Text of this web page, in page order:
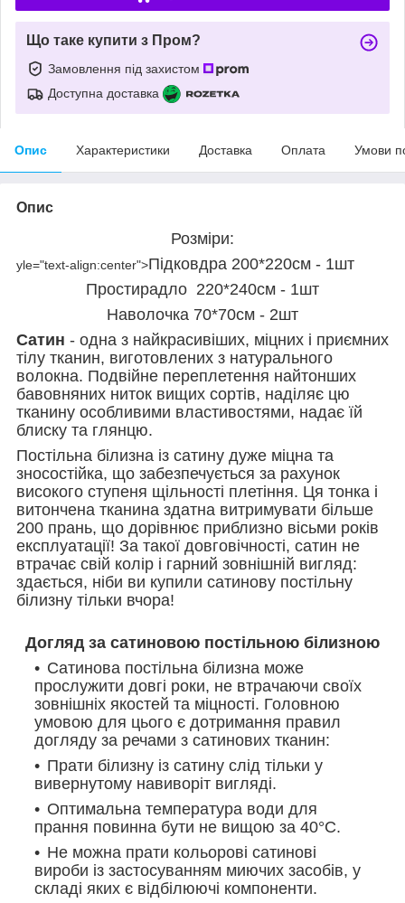
Що таке купити з Пром?
Замовлення під захистом
Доступна доставка
Опис Характеристики Доставка Оплата Умови
Опис
Розміри:
yle="text-align:center">Підковдра 200*220см - 1шт
Простирадло 220*240см - 1шт
Наволочка 70*70см - 2шт
Сатин - одна з найкрасивіших, міцних і приємних
тілу тканин, виготовлених з натурального
волокна. Подвійне переплетення найтонших
бавовняних ниток вищих сортів, наділяє цю
тканину особливими властивостями, надає їй
блиску та глянцю.
Постільна білизна із сатину дуже міцна та
зносостійка, що забезпечується за рахунок
високого ступеня щільності плетіння. Ця тонка і
витончена тканина здатна витримувати більше
200 прань, що дорівнює приблизно вісьми років
експлуатації! За такої довговічності, сатин не
втрачає свій колір і гарний зовнішній вигляд:
здається, ніби ви купили сатинову постільну
білизну тільки вчора!
Догляд за сатиновою постільною білизною
Сатинова постільна білизна може
прослужити довгі роки, не втрачаючи своїх
зовнішніх якостей та міцності. Головною
умовою для цього є дотримання правил
догляду за речами з сатинових тканин:
Прати білизну із сатину слід тільки у
вивернутому навиворіт вигляді.
Оптимальна температура води для
прання повинна бути не вищою за 40°С.
Не можна прати кольорові сатинові
вироби із застосуванням миючих засобів, у
складі яких є відбілюючі компоненти.